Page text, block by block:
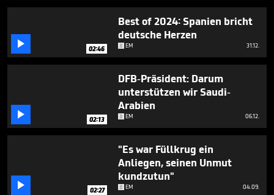
 02:46
Best of 2024: Spanien bricht
deutsche Herzen
EM 31.12.
 02:13
DFB-Präsident: Darum
unterstützen wir Saudi-
Arabien
EM 06.12.
 02:27
"Es war Füllkrug ein
Anliegen, seinen Unmut
kundzutun"
EM 04.09.